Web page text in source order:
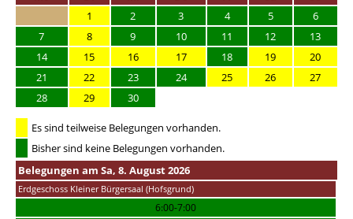
1
2 3 4 5
6
7
8 9 10 11 12
13
14
15 16 17 18 19
20
21
22 23 24 25 26
27
28
29 30
Es sind teilweise Belegungen vorhanden.
Bisher sind keine Belegungen vorhanden.
Belegungen am Sa, 8. August 2026
Erdgeschoss Kleiner Bürgersaal (Hofsgrund)
6:00-7:00